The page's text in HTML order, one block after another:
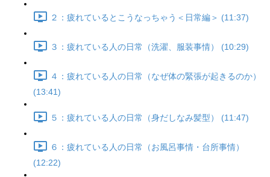
２：疲れているとこうなっちゃう＜日常編＞ (11:37)
３：疲れている人の日常（洗濯、服装事情） (10:29)
４：疲れている人の日常（なぜ体の緊張が起きるのか）
(13:41)
５：疲れている人の日常（身だしなみ髪型） (11:47)
６：疲れている人の日常（お風呂事情・台所事情）
(12:22)